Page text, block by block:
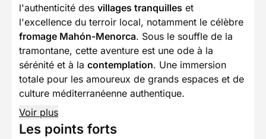
l'authenticité des villages tranquilles et
l'excellence du terroir local, notamment le célèbre
fromage Mahón-Menorca. Sous le souffle de la
tramontane, cette aventure est une ode à la
sérénité et à la contemplation. Une immersion
totale pour les amoureux de grands espaces et de
culture méditerranéenne authentique.
Voir plus
Les points forts